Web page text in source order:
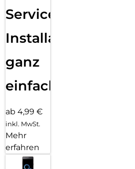
Services
Installation
ganz
einfach
ab 4,99 €
inkl. MwSt.
Mehr
erfahren